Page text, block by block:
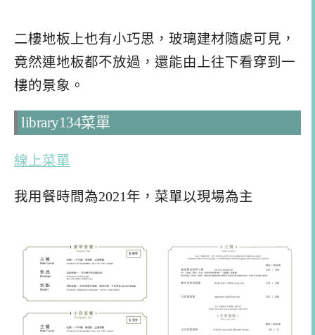
二樓地板上也有小巧思，玻璃建材隨處可見，
竟然連地板都不放過，還能由上往下看穿到一
樓的景象。
library134菜單
線上菜單
我用餐時間為2021年，菜單以現場為主